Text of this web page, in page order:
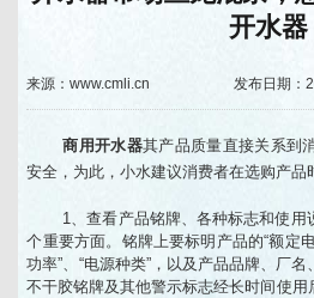
开水器
来源：www.cmli.cn 发布日期：
商用开水器其产品质量直接关系到
安全，为此，小水建议消费者在选购产品
1、查看产品铭牌、各种标志和使
个重要方面。铭牌上要标明产品的“额定
功率”、“电源种类”，以及产品品牌、厂
不干胶铭牌及其他警示标志经长时间使